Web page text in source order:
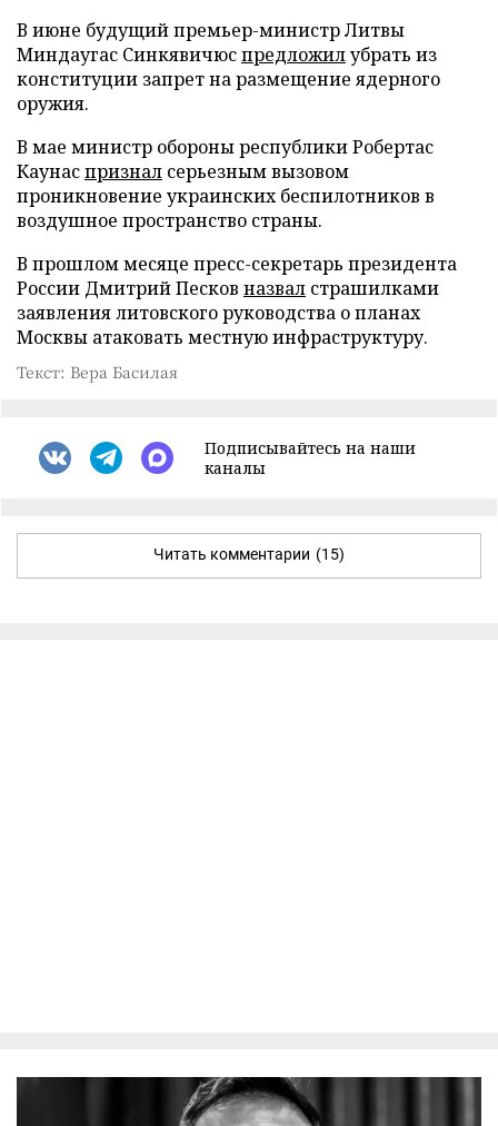
В июне будущий премьер-министр Литвы
Миндаугас Синкявичюспредложилубрать из
конституции запрет на размещение ядерного
оружия.
В мае министр обороны республики Робертас
Каунаспризнал серьезным вызовом
проникновение украинских беспилотников в
воздушное пространство страны.
В прошлом месяце пресс-секретарь президента
России Дмитрий Песков назвал страшилками
заявления литовского руководства о планах
Москвы атаковать местную инфраструктуру.
Текст: Вера Басилая
Подписывайтесь на наши
каналы
Читать комментарии (15)